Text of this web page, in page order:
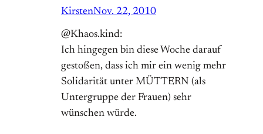
KirstenNov. 22, 2010
@Khaos.kind:
Ich hingegen bin diese Woche darauf
gestoßen, dass ich mir ein wenig mehr
Solidarität unter MÜTTERN (als
Untergruppe der Frauen) sehr
wünschen würde.